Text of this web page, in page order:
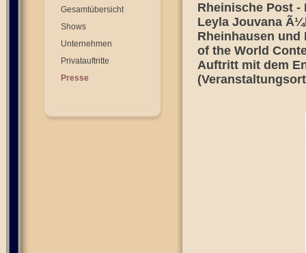
Gesamtübersicht
Shows
Unternehmen
Privatauftritte
Presse
Rheinische Post -
Leyla Jouvana
Rheinhausen
of the World
Auftritt mit dem